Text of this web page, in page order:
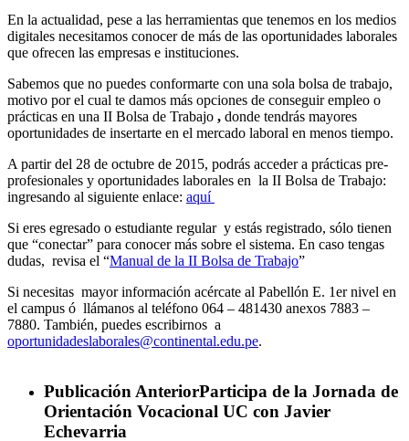
En la actualidad, pese a las herramientas que tenemos en los medios
digitales necesitamos conocer de más de las oportunidades laborales
que ofrecen las empresas e instituciones.
Sabemos que no puedes conformarte con una sola bolsa de trabajo,
motivo por el cual te damos más opciones de conseguir empleo o
prácticas en una II Bolsa de Trabajo , donde tendrás mayores
oportunidades de insertarte en el mercado laboral en menos tiempo.
A partir del 28 de octubre de 2015, podrás acceder a prácticas pre-
profesionales y oportunidades laborales en la II Bolsa de Trabajo:
ingresando al siguiente enlace: aquí
Si eres egresado o estudiante regular y estás registrado, sólo tienen
que “conectar” para conocer más sobre el sistema. En caso tengas
dudas, revisa el “Manual de la II Bolsa de Trabajo”
Si necesitas mayor información acércate al Pabellón E. 1er nivel en
el campus ó llámanos al teléfono 064 – 481430 anexos 7883 –
7880. También, puedes escribirnos a
oportunidadeslaborales@continental.edu.pe.
Publicación AnteriorParticipa de la Jornada de
Orientación Vocacional UC con Javier
Echevarria